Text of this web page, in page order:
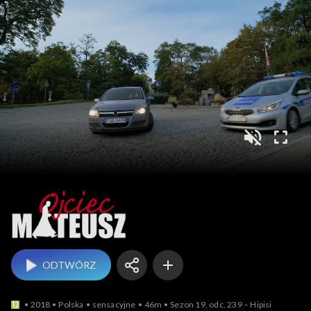
ODTWÓRZ
2018 Polska sensacyjne 46m Sezon 19, odc. 239 – Hipisi